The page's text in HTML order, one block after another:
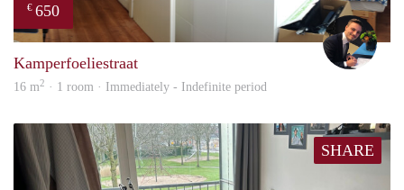
€ 650
Kamperfoeliestraat
16 m2 · 1 room · Immediately - Indefinite period
SHARE